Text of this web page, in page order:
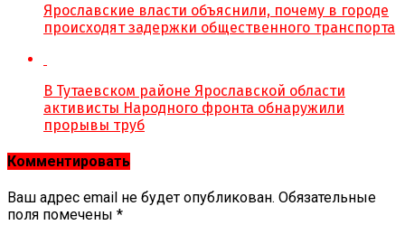
Ярославские власти объяснили, почему в городе
происходят задержки общественного транспорта
В Тутаевском районе Ярославской области
активисты Народного фронта обнаружили
прорывы труб
Комментировать
Ваш адрес email не будет опубликован. Обязательные
поля помечены *